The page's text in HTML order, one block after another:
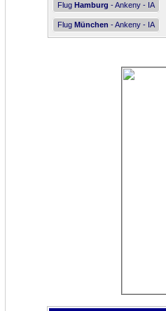
Flug Hamburg - Ankeny - IA
Flug München - Ankeny - IA